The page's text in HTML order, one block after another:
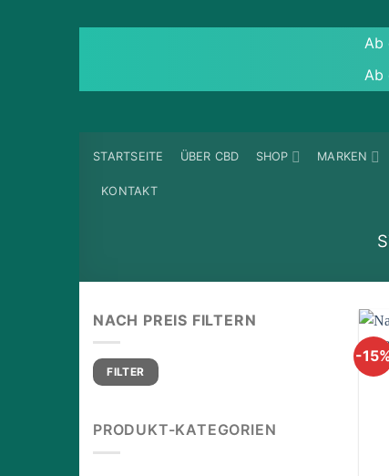
Ab
Ab
springen
STARTSEITE ÜBER CBD SHOP MARKEN
KONTAKT
NACH PREIS FILTERN
Min.
Preis
Max.
Preis
FILTER
PRODUKT-KATEGORIEN
-